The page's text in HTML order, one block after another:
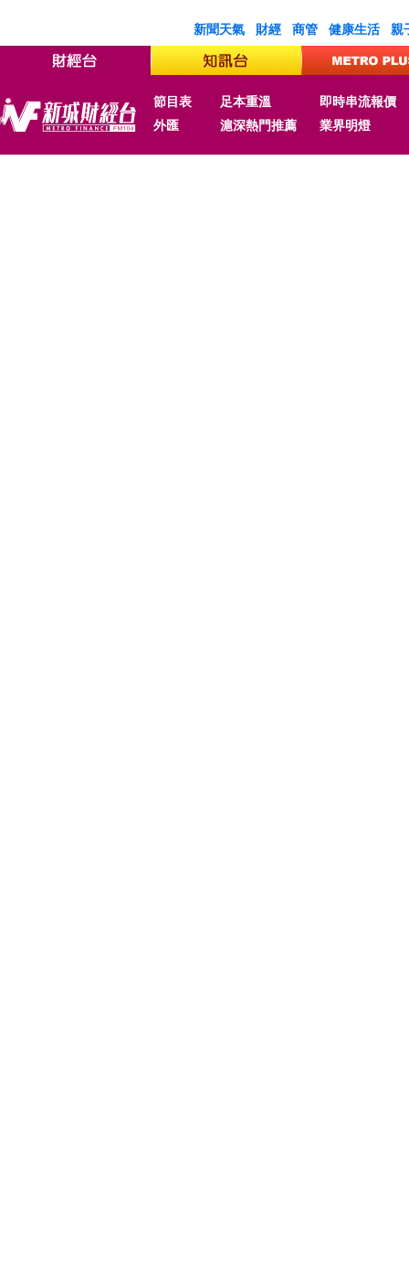
新聞天氣 財經 商管 健康生活 親
節目表 足本重溫
即時串流報價
外匯
滬深熱門推薦 業界明燈